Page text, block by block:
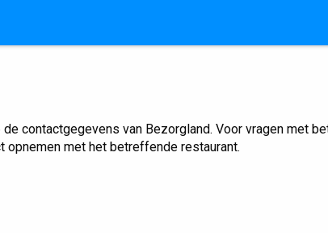
contactgegevens van Bezorgland. Voor vragen met
opnemen met het betreffende restaurant.